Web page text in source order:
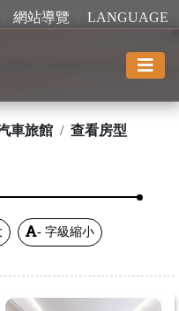
網站導覽 LANGUAGE
車旅館 查看房型
- 字級縮小